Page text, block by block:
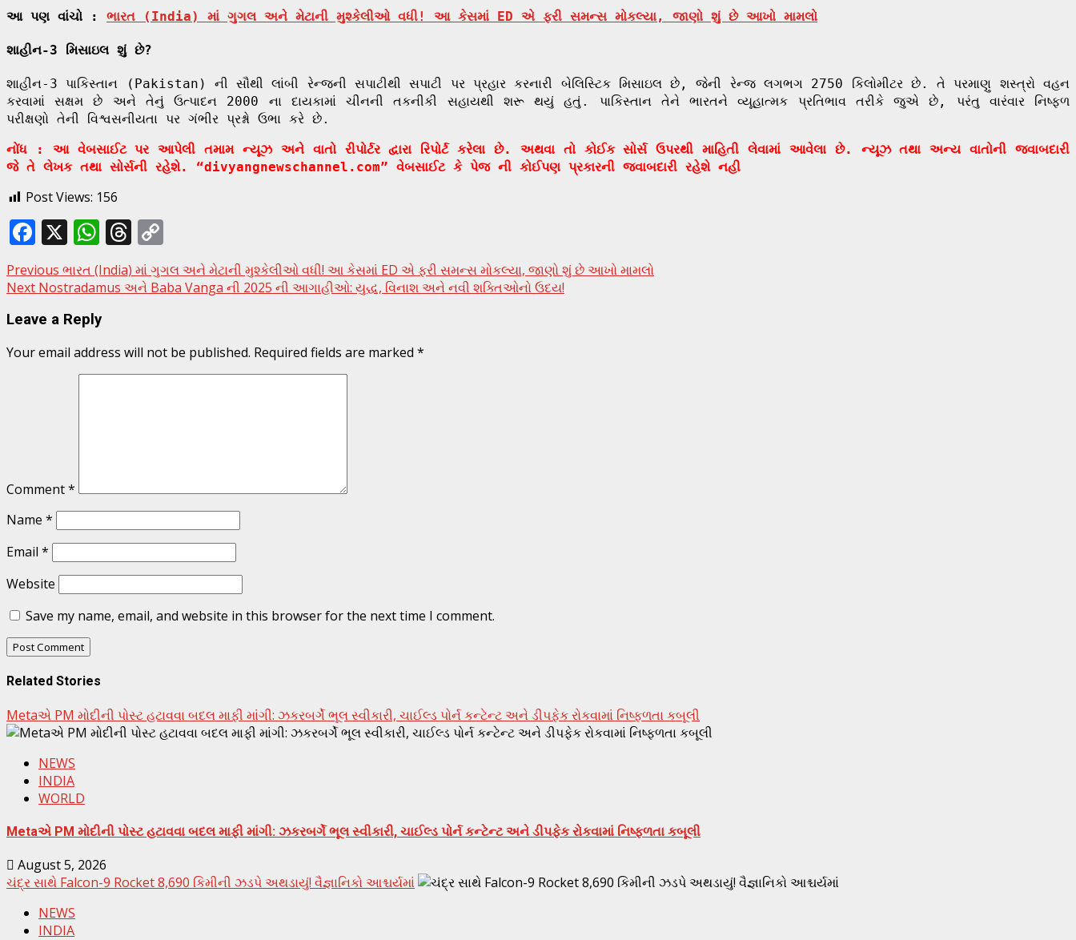
આ પણ વાંચો : ભારત (India) માં ગુગલ અને મેટાની મુશ્કેલીઓ વધી! આ કેસમાં ED એ ફરી સમન્સ મોકલ્યા, જાણો શું છે આખો મામલો
શાહીન-3 મિસાઇલ શું છે?
શાહીન-3 પાકિસ્તાન (Pakistan) ની સૌથી લાંબી રેન્જની સપાટીથી સપાટી પર પ્રહાર કરનારી બેલિસ્ટિક મિસાઇલ છે, જેની રેન્જ લગભગ 2750 કિલોમીટર છે. તે પરમાણુ શસ્ત્રો વહન
કરવામાં સક્ષમ છે અને તેનું ઉત્પાદન 2000 ના દાયકામાં ચીનની તકનીકી સહાયથી શરૂ થયું હતું. પાકિસ્તાન તેને ભારતને વ્યૂહાત્મક પ્રતિભાવ તરીકે જુએ છે, પરંતુ વારંવાર નિષ્ફળ
પરીક્ષણો તેની વિશ્વસનીયતા પર ગંભીર પ્રશ્નો ઉભા કરે છે.
નોંધ : આ વેબસાઈટ પર આપેલી તમામ ન્યૂઝ અને વાતો રીપોર્ટર દ્વારા રિપોર્ટ કરેલા છે. અથવા તો કોઈક સોર્સ ઉપરથી માહિતી લેવામાં આવેલા છે. ન્યૂઝ તથા અન્ય વાતોની જવાબદારી
જે તે લેખક તથા સોર્સની રહેશે. “divyangnewschannel.com” વેબસાઈટ કે પેજ ની કોઈપણ પ્રકારની જવાબદારી રહેશે નહી
Post Views: 156
Facebook
X WhatsApp
Threads
Link
Post
navigation
Previous ભારત (India) માં ગુગલ અને મેટાની મુશ્કેલીઓ વધી! આ કેસમાં ED એ ફરી સમન્સ મોકલ્યા, જાણો શું છે આખો મામલો
Next Nostradamus અને Baba Vanga ની 2025 ની આગાહીઓ: યુદ્ધ, વિનાશ અને નવી શક્તિઓનો ઉદય!
Leave a Reply
Your email address will not be published. Required fields are marked *
Comment*
Name *
Email *
Website
Save my name, email, and website in this browser for the next time I comment.
Related Stories
Metaએ PM મોદીની પોસ્ટ હટાવવા બદલ માફી માંગી: ઝકરબર્ગે ભૂલ સ્વીકારી, ચાઈલ્ડ પોર્ન કન્ટેન્ટ અને ડીપફેક રોકવામાં નિષ્ફળતા કબૂલી
NEWS
INDIA
WORLD
Metaએ PM મોદીની પોસ્ટ હટાવવા બદલ માફી માંગી: ઝકરબર્ગે ભૂલ સ્વીકારી, ચાઈલ્ડ પોર્ન કન્ટેન્ટ અને ડીપફેક રોકવામાં નિષ્ફળતા કબૂલી
August 5, 2026
ચંદ્ર સાથે Falcon-9 Rocket 8,690 કિમીની ઝડપે અથડાયું! વૈજ્ઞાનિકો આશ્ચર્યમાં
NEWS
INDIA